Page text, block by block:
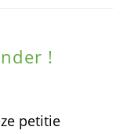
!
petitie